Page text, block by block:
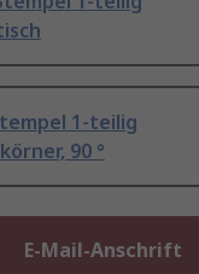
1-teilig
90 °
E-Mail-Anschrift